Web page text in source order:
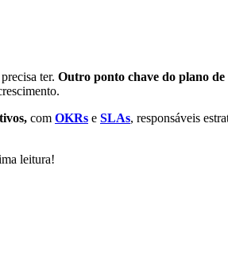
ter. Outro ponto chave do plano de
com OKRs e SLAs, responsáveis
leitura!